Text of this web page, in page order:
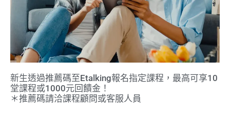
新生透過推薦碼至Etalking報名指定課程，最高可享10
堂課程或1000元回饋金！
＊推薦碼請洽課程顧問或客服人員